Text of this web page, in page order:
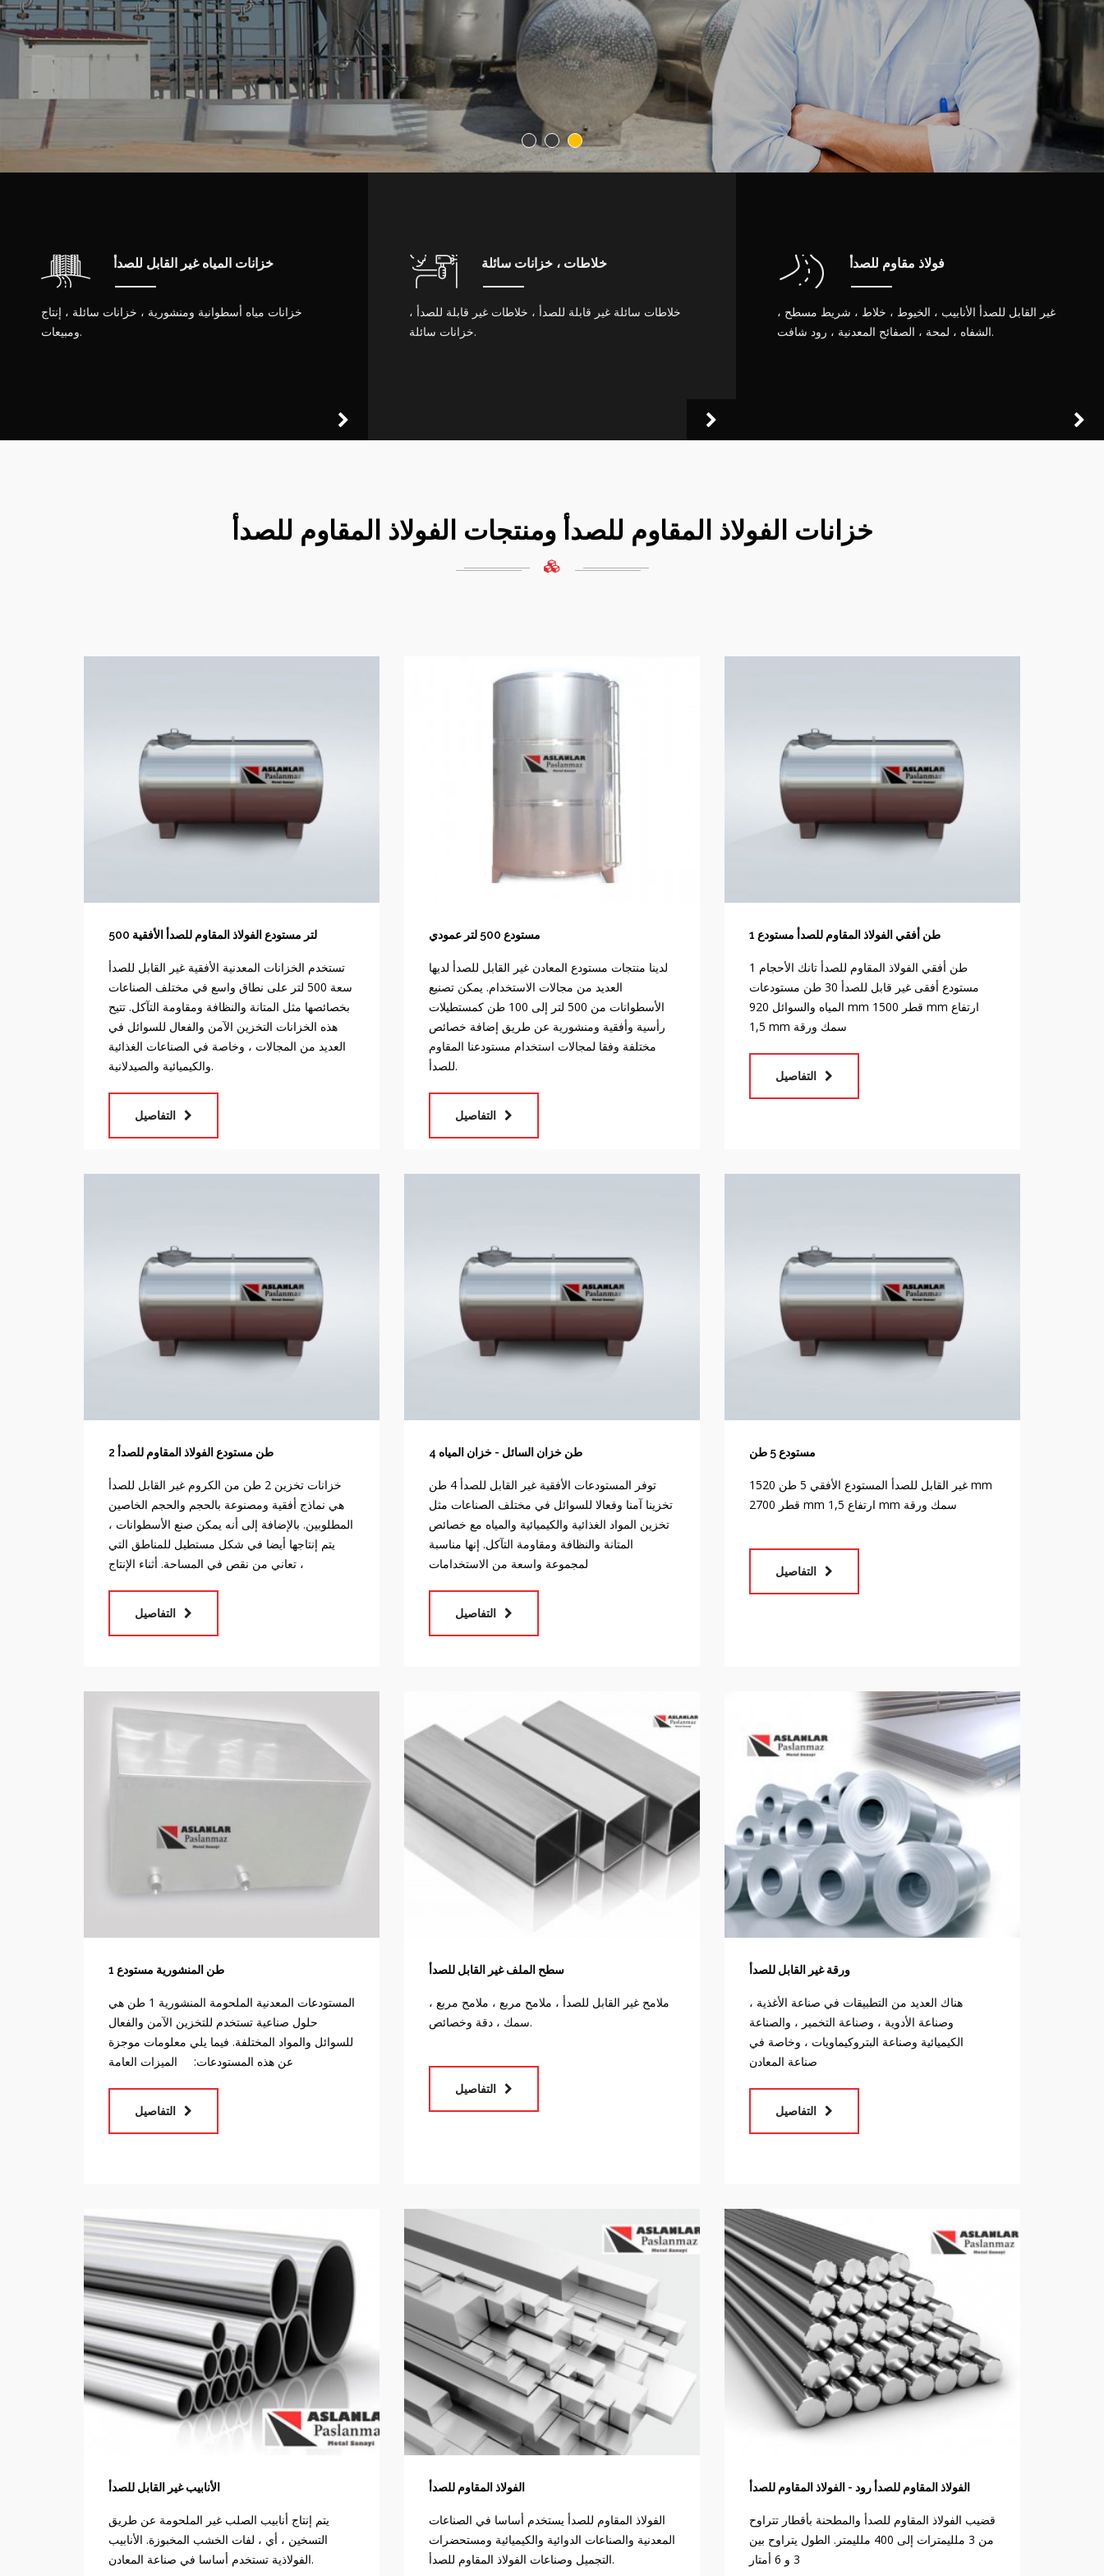
خزانات المياه غير القابل للصدأ
خزانات مياه أسطوانية ومنشورية ، خزانات سائلة ، إنتاج
ومبيعات.
خلاطات ، خزانات سائلة
خلاطات سائلة غير قابلة للصدأ ، خلاطات غير قابلة للصدأ ،
خزانات سائلة.
فولاذ مقاوم للصدأ
غير القابل للصدأ الأنابيب ، الخيوط ، خلاط ، شريط مسطح ،
الشفاه ، لمحة ، الصفائح المعدنية ، رود شافت.
خزانات الفولاذ المقاوم للصدأ ومنتجات الفولاذ المقاوم للصدأ
لتر مستودع الفولاذ المقاوم للصدأ الأفقية 500
تستخدم الخزانات المعدنية الأفقية غير القابل للصدأ
سعة 500 لتر على نطاق واسع في مختلف الصناعات
بخصائصها مثل المتانة والنظافة ومقاومة التآكل. تتيح
هذه الخزانات التخزين الآمن والفعال للسوائل في
العديد من المجالات ، وخاصة في الصناعات الغذائية
والكيميائية والصيدلانية.
التفاصيل
مستودع 500 لتر عمودي
لدينا منتجات مستودع المعادن غير القابل للصدأ لديها
العديد من مجالات الاستخدام. يمكن تصنيع
الأسطوانات من 500 لتر إلى 100 طن كمستطيلات
رأسية وأفقية ومنشورية عن طريق إضافة خصائص
مختلفة وفقا لمجالات استخدام مستودعنا المقاوم
للصدأ.
التفاصيل
1 طن أفقي الفولاذ المقاوم للصدأ مستودع
1 طن أفقي الفولاذ المقاوم للصدأ تانك الأحجام
مستودع أفقى غير قابل للصدأ 30 طن مستودعات
المياه والسوائل 920 mm قطر 1500 mm ارتفاع
1,5 mm سمك ورقة
التفاصيل
2 طن مستودع الفولاذ المقاوم للصدأ
خزانات تخزين 2 طن من الكروم غير القابل للصدأ
هي نماذج أفقية ومصنوعة بالحجم والحجم الخاصين
المطلوبين. بالإضافة إلى أنه يمكن صنع الأسطوانات ،
يتم إنتاجها أيضا في شكل مستطيل للمناطق التي
تعاني من نقص في المساحة. أثناء الإنتاج ،
التفاصيل
4 طن خزان السائل - خزان المياه
توفر المستودعات الأفقية غير القابل للصدأ 4 طن
تخزينا آمنا وفعالا للسوائل في مختلف الصناعات مثل
تخزين المواد الغذائية والكيميائية والمياه مع خصائص
المتانة والنظافة ومقاومة التآكل. إنها مناسبة
لمجموعة واسعة من الاستخدامات
التفاصيل
مستودع 5 طن
غير القابل للصدأ المستودع الأفقي 5 طن 1520 mm
قطر 2700 mm ارتفاع 1,5 mm سمك ورقة
التفاصيل
1 طن المنشورية مستودع
المستودعات المعدنية الملحومة المنشورية 1 طن هي
حلول صناعية تستخدم للتخزين الآمن والفعال
للسوائل والمواد المختلفة. فيما يلي معلومات موجزة
عن هذه المستودعات: الميزات العامة
التفاصيل
سطح الملف غير القابل للصدأ
ملامح غير القابل للصدأ ، ملامح مربع ، ملامح مربع ،
سمك ، دقة وخصائص.
التفاصيل
ورقة غير القابل للصدأ
هناك العديد من التطبيقات في صناعة الأغذية ،
وصناعة الأدوية ، وصناعة التخمير ، والصناعة
الكيميائية وصناعة البتروكيماويات ، وخاصة في
صناعة المعادن
التفاصيل
الأنابيب غير القابل للصدأ
يتم إنتاج أنابيب الصلب غير الملحومة عن طريق
التسخين ، أي ، لفات الخشب المخبوزة. الأنابيب
الفولاذية تستخدم أساسا في صناعة المعادن.
الفولاذ المقاوم للصدأ
الفولاذ المقاوم للصدأ يستخدم أساسا في الصناعات
المعدنية والصناعات الدوائية والكيميائية ومستحضرات
التجميل وصناعات الفولاذ المقاوم للصدأ.
الفولاذ المقاوم للصدأ رود - الفولاذ المقاوم للصدأ
قضيب الفولاذ المقاوم للصدأ والمطحنة بأقطار تتراوح
من 3 ملليمترات إلى 400 ملليمتر. الطول يتراوح بين
3 و 6 أمتار